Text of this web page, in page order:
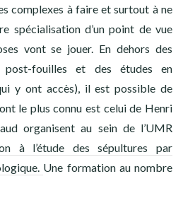
complexes à faire et surtout à ne
spécialisation d’un point de vue
vont se jouer. En dehors des
fouilles et des études en
y ont accès), il est possible de
le plus connu est celui de Henri
organisent au sein de l’UMR
à l’étude des sépultures par
Une formation au nombre